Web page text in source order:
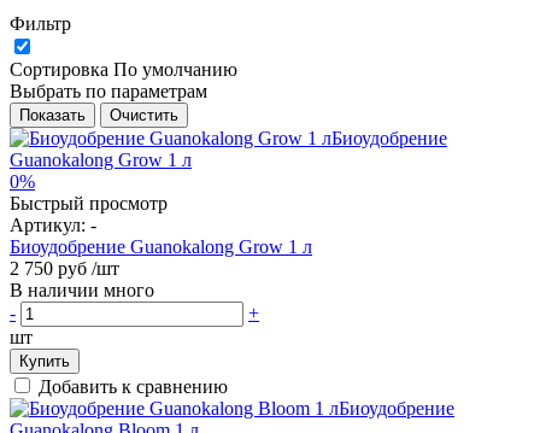
Фильтр
Сортировка По умолчанию
Выбрать по параметрам
Показать Очистить
0%
Быстрый просмотр
Артикул: -
Биоудобрение Guanokalong Grow 1 л
2 750 руб /шт
В наличии много
-
+
шт
Купить
Добавить к сравнению